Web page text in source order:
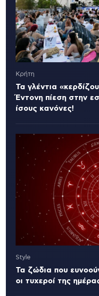
Κρήτη
Τα γλέντια
Έντονη πίεση στην
ίσους κανόνες!
Style
Τα ζώδια που
οι τυχεροί της